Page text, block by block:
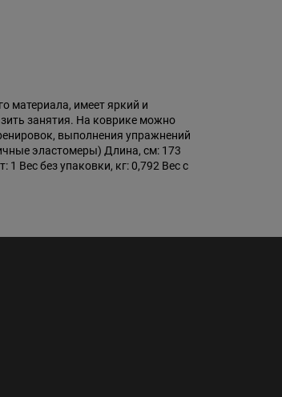
материала, имеет яркий и
занятия. На коврике можно
выполнения упражнений
эластомеры) Длина, см: 173
Вес без упаковки, кг: 0,792 Вес с